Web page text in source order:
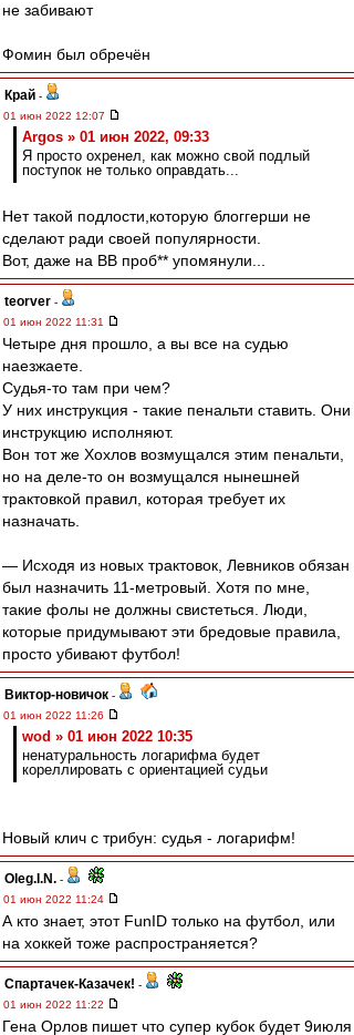
не забивают
Фомин был обречён
Край -
01 июн 2022 12:07
Argos » 01 июн 2022, 09:33
Я просто охренел, как можно свой подлый
поступок не только оправдать...
Нет такой подлости,которую блоггерши не
сделают ради своей популярности.
Вот, даже на ВВ проб** упомянули...
teorver -
01 июн 2022 11:31
Четыре дня прошло, а вы все на судью
наезжаете.
Судья-то там при чем?
У них инструкция - такие пенальти ставить. Они
инструкцию исполняют.
Вон тот же Хохлов возмущался этим пенальти,
но на деле-то он возмущался нынешней
трактовкой правил, которая требует их
назначать.
— Исходя из новых трактовок, Левников обязан
был назначить 11-метровый. Хотя по мне,
такие фолы не должны свистеться. Люди,
которые придумывают эти бредовые правила,
просто убивают футбол!
Виктор-новичок -
01 июн 2022 11:26
wod » 01 июн 2022 10:35
ненатуральность логарифма будет
кореллировать с ориентацией судьи
Новый клич с трибун: судья - логарифм!
Oleg.I.N. -
01 июн 2022 11:24
А кто знает, этот FunID только на футбол, или
на хоккей тоже распространяется?
Спартачек-Казачек! -
01 июн 2022 11:22
Гена Орлов пишет что супер кубок будет 9июля